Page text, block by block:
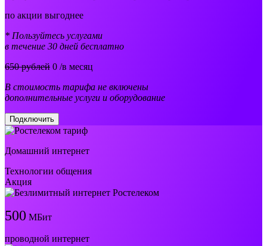
по акции выгоднее
* Пользуйтесь услугами
в течение 30 дней бесплатно
650 рублей 0 /в месяц
В стоимость тарифа не включены
дополнительные услуги и оборудование
Подключить
Домашний интернет
Технологии общения
Акция
500 МБит
проводной интернет